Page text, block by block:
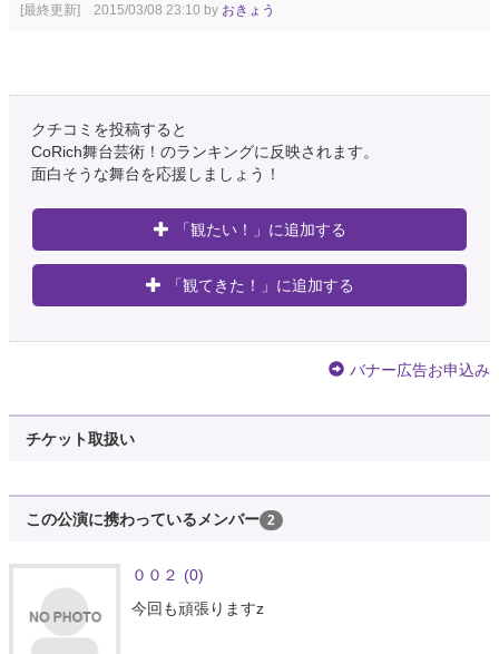
[最終更新] 2015/03/08 23:10 by おきょう
クチコミを投稿すると
CoRich舞台芸術！のランキングに反映されます。
面白そうな舞台を応援しましょう！
「観たい！」に追加する
「観てきた！」に追加する
バナー広告お申込み
チケット取扱い
この公演に携わっているメンバー 2
００２ (0)
今回も頑張りますz